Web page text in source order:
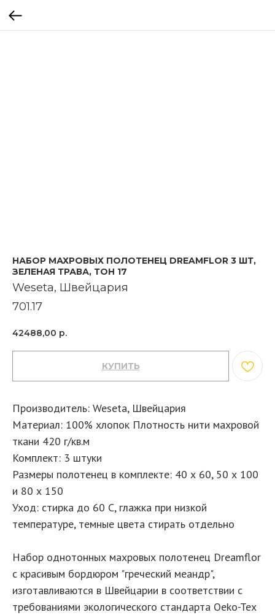
НАБОР МАХРОВЫХ ПОЛОТЕНЕЦ DREAMFLOR 3 ШТ,
ЗЕЛЕНАЯ ТРАВА, ТОН 17
Weseta, Швейцария
701.17
42488,00 р.
КУПИТЬ
Производитель: Weseta, Швейцария
Материал: 100% хлопок Плотность нити махровой
ткани 420 г/кв.м
Комплект: 3 штуки
Размеры полотенец в комплекте: 40 х 60, 50 х 100
и 80 х 150
Уход: стирка до 60 С, глажка при низкой
температуре, темные цвета стирать отдельно
Набор однотонных махровых полотенец Dreamflor
с красивым бордюром "греческий меандр",
изготавливаются в Швейцарии в соответствии с
требованиями экологического стандарта Oeko-Tex